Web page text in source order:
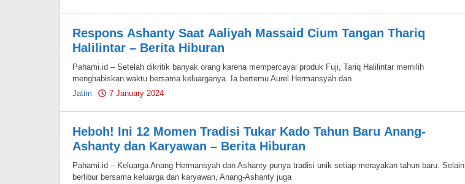
Respons Ashanty Saat Aaliyah Massaid Cium Tangan Thariq
Halilintar – Berita Hiburan
Pahami.id – Setelah dikritik banyak orang karena mempercayai produk Fuji, Tariq Halilintar memilih
menghabiskan waktu bersama keluarganya. Ia bertemu Aurel Hermansyah dan
Jatim
7 January 2024
Heboh! Ini 12 Momen Tradisi Tukar Kado Tahun Baru Anang-
Ashanty dan Karyawan – Berita Hiburan
Pahami.id – Keluarga Anang Hermansyah dan Ashanty punya tradisi unik setiap merayakan tahun baru. Selain
berlibur bersama keluarga dan karyawan, Anang-Ashanty juga